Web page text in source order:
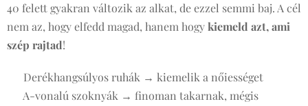
40 felett gyakran változik az alkat, de ezzel semmi baj. A cél
nem az, hogy elfedd magad, hanem hogykiemeld azt, ami
szép rajtad!
✔ Derékhangsúlyos ruhák → kiemelik a nőiességet
✔ A-vonalú szoknyák → finoman takarnak, mégis